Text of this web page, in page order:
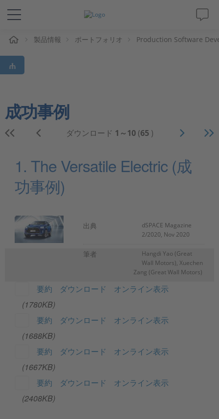
ソリューションと製品
サポート
動画
Magazine
採用情報
製品情報 ポートフォリオ Production Software
成功事例
ダウンロード 1～10(65 )
1. The Versatile Electric (成
功事例)
出典
dSPACE Magazine
2/2020, Nov 2020
筆者
Hangdi Yao (Great
Wall Motors), Xuechen
Zang (Great Wall Motors)
要約 ダウンロード
オンライン表示
(1780KB)
要約
ダウンロード
オンライン表示
(1688KB)
要約
ダウンロード
オンライン表示
(1667KB)
要約
ダウンロード
オンライン表示
(2408KB)